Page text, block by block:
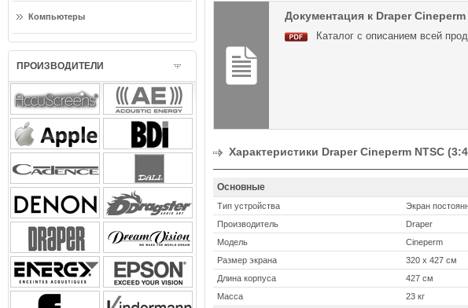
Компьютеры
ПРОИЗВОДИТЕЛИ
Документация к Draper
Каталог с описанием всей
Характеристики Draper Cineperm NTSC
Основные
Тип устройства
Экран
Производитель
Draper
Модель
Cineperm
Размер экрана
320 x 427 см
Длина корпуса
427 см
Масса
23 кг